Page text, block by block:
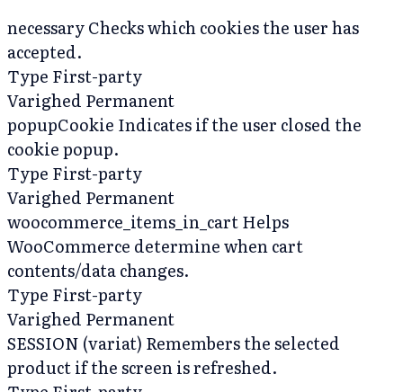
necessaryChecks which cookies the user has
accepted.
Type First-party
Varighed Permanent
popupCookie Indicates if the user closed the
cookie popup.
Type First-party
Varighed Permanent
woocommerce_items_in_cartHelps
WooCommerce determine when cart
contents/data changes.
Type First-party
Varighed Permanent
SESSION (variat) Remembers the selected
product if the screen is refreshed.